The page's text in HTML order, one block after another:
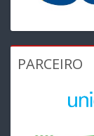
PARCEIRO